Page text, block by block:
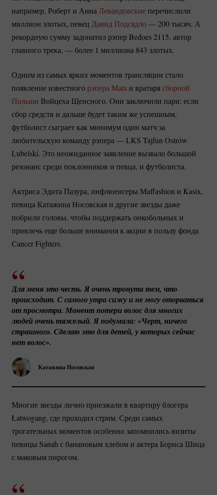
например, Роберт и АннаЛевандовскиеперечислили
миллион злотых, певец Давид Подсядло— 200 тысяч. А
рекордную сумму задонатил рэпер Bedoes 2115, автор
главного трека, — более 1 миллиона 843 злотых.
Одним из самых ярких моментов трансляции стало
появление известного рэпера Mataи вратарясборной
Польши Войцеха Щенсного. Они заключили пари: если
сбор средств и дальше будет таким же успешным,
футболист сыграет как минимум один матч за
любительскую команду рэпера — LKS Tajfun Ostrów
Lubelski. Это неожиданное заявление вызвало большой
резонанс среди поклонников и певца, и футболиста.
Актриса Эдита Пазура, инфлюенсеры Maffashion и Kasix,
певица Катажина Носовская и другие звезды даже
побрили головы, чтобы поддержать онкобольных и
привлечь еще больше внимания к акции в пользу фонда
Cancer Fighters.
Катажина Носовская
Для меня это честь. Я очень тронута тем, что
происходит. С самого утра сижу и не могу оторваться
от просмотра. Момент потери волос для многих
людей очень тяжелый. Я подумала: «Черт, ничего
страшного. Сделаю это для детей, у которых сейчас
нет волос».
Многие звезды лично приезжали в квартиру блогера
Łatwogang, где проходил стрим. Среди самых
трогательных моментов особенно запомнились визиты
певицы Sanah с банановым хлебом и актера Бориса Шица
с маковым пирогом.